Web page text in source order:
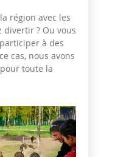
région avec les
divertir ? Ou vous
à des
cas, nous avons
toute la